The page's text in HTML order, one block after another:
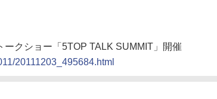
ークショー「5TOP TALK SUMMIT」開催
20111203_495684.html